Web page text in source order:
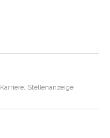
Karriere, Stellenanzeige